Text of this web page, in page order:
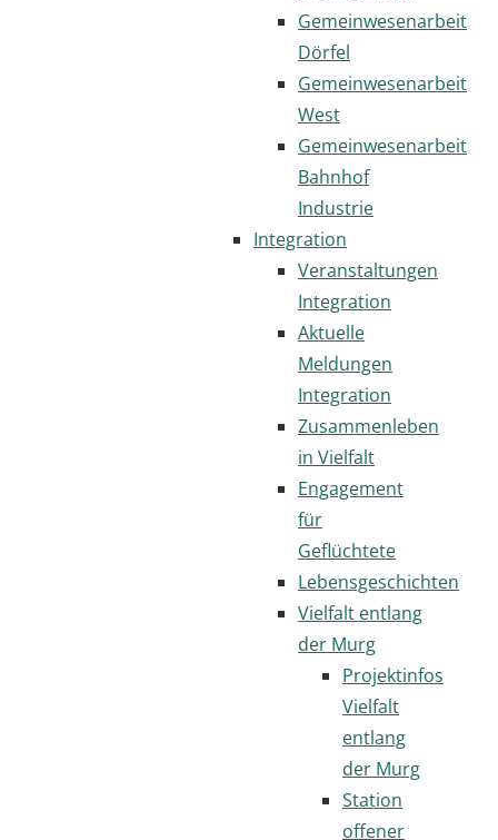
Gemeinwesenarbeit
Dörfel
Gemeinwesenarbeit
West
Gemeinwesenarbeit
Bahnhof
Industrie
Integration
Veranstaltungen
Integration
Aktuelle
Meldungen
Integration
Zusammenleben
in Vielfalt
Engagement
für
Geflüchtete
Lebensgeschichten
Vielfalt entlang
der Murg
Projektinfos
Vielfalt
entlang
der Murg
Station
offener